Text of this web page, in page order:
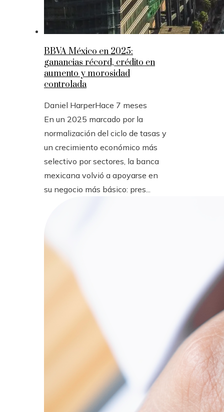
BBVA México en 2025:
ganancias récord, crédito en
aumento y morosidad
controlada
Daniel HarperHace 7 meses
En un 2025 marcado por la
normalización del ciclo de tasas y
un crecimiento económico más
selectivo por sectores, la banca
mexicana volvió a apoyarse en
su negocio más básico: pres...